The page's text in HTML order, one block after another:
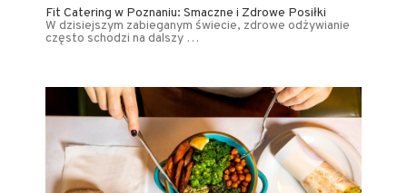
Fit Catering w Poznaniu: Smaczne i Zdrowe Posiłki
W dzisiejszym zabieganym świecie, zdrowe odżywianie
często schodzi na dalszy …